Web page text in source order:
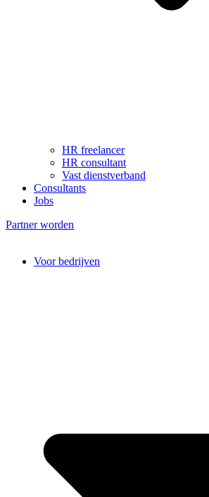
HR freelancer
HR consultant
Vast dienstverband
Consultants
Jobs
Partner worden
Voor bedrijven